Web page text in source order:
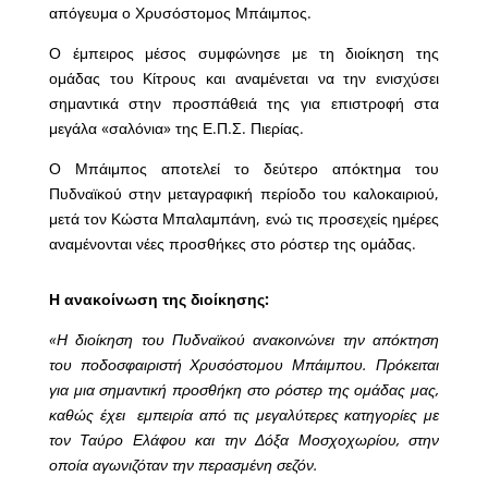
απόγευμα ο Χρυσόστομος Μπάιμπος.
Ο έμπειρος μέσος συμφώνησε με τη διοίκηση της
ομάδας του Κίτρους και αναμένεται να την ενισχύσει
σημαντικά στην προσπάθειά της για επιστροφή στα
μεγάλα «σαλόνια» της Ε.Π.Σ. Πιερίας.
Ο Μπάιμπος αποτελεί το δεύτερο απόκτημα του
Πυδναϊκού στην μεταγραφική περίοδο του καλοκαιριού,
μετά τον Κώστα Μπαλαμπάνη, ενώ τις προσεχείς ημέρες
αναμένονται νέες προσθήκες στο ρόστερ της ομάδας.
Η ανακοίνωση της διοίκησης:
«Η διοίκηση του Πυδναϊκού ανακοινώνει την απόκτηση
του ποδοσφαιριστή Χρυσόστομου Μπάιμπου. Πρόκειται
για μια σημαντική προσθήκη στο ρόστερ της ομάδας μας,
καθώς έχει εμπειρία από τις μεγαλύτερες κατηγορίες με
τον Ταύρο Ελάφου και την Δόξα Μοσχοχωρίου, στην
οποία αγωνιζόταν την περασμένη σεζόν.